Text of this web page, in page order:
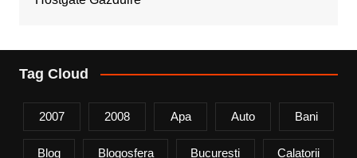
Tag Cloud
2007 2008 Apa Auto Bani
Blog Blogosfera Bucuresti Calatorii